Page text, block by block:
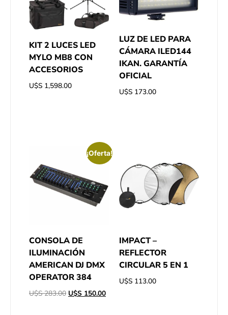
KIT 2 LUCES LED
MYLO MB8 CON
ACCESORIOS
U$S 1,598.00
LUZ DE LED PARA
CÁMARA ILED144
IKAN. GARANTÍA
OFICIAL
U$S 173.00
¡Oferta!
CONSOLA DE
ILUMINACIÓN
AMERICAN DJ DMX
OPERATOR 384
U$S283.00 U$S 150.00
IMPACT –
REFLECTOR
CIRCULAR 5 EN 1
U$S 113.00